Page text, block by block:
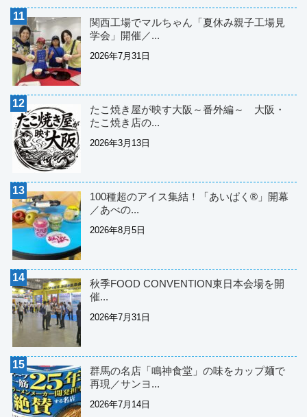
関西工場でマルちゃん「夏休み親子工場見
学会」開催／...
2026年7月31日
たこ焼き屋が映す大阪～番外編～ 大阪・
たこ焼き店の...
2026年3月13日
100種超のアイス集結！「あいぱく®」開幕
／あべの...
2026年8月5日
秋季FOOD CONVENTION東日本会場を開
催...
2026年7月31日
群馬の名店「鳴神食堂」の味をカップ麺で
再現／サンヨ...
2026年7月14日